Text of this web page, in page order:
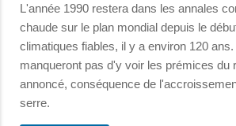
L'année 1990 restera dans les annales
chaude sur le plan mondial depuis le
climatiques fiables, il y a environ 120
manqueront pas d'y voir les prémices du
annoncé, conséquence de
serre.